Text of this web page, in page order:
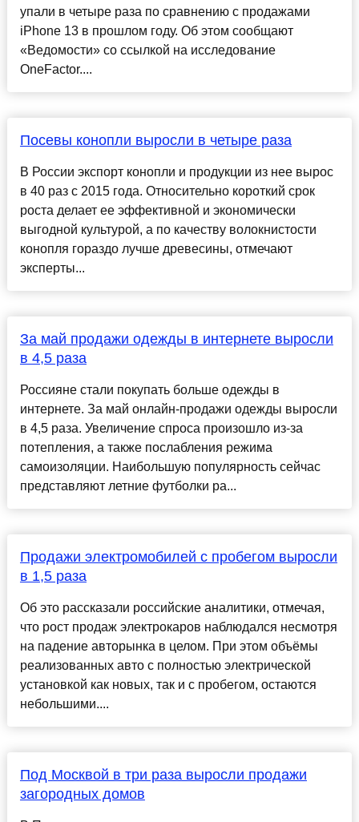
упали в четыре раза по сравнению с продажами
iPhone 13 в прошлом году. Об этом сообщают
«Ведомости» со ссылкой на исследование
OneFactor....
Посевы конопли выросли в четыре раза
В России экспорт конопли и продукции из нее вырос
в 40 раз с 2015 года. Относительно короткий срок
роста делает ее эффективной и экономически
выгодной культурой, а по качеству волокнистости
конопля гораздо лучше древесины, отмечают
эксперты...
За май продажи одежды в интернете выросли
в 4,5 раза
Россияне стали покупать больше одежды в
интернете. За май онлайн-продажи одежды выросли
в 4,5 раза. Увеличение спроса произошло из-за
потепления, а также послабления режима
самоизоляции. Наибольшую популярность сейчас
представляют летние футболки ра...
Продажи электромобилей с пробегом выросли
в 1,5 раза
Об это рассказали российские аналитики, отмечая,
что рост продаж электрокаров наблюдался несмотря
на падение авторынка в целом. При этом объёмы
реализованных авто с полностью электрической
установкой как новых, так и с пробегом, остаются
небольшими....
Под Москвой в три раза выросли продажи
загородных домов